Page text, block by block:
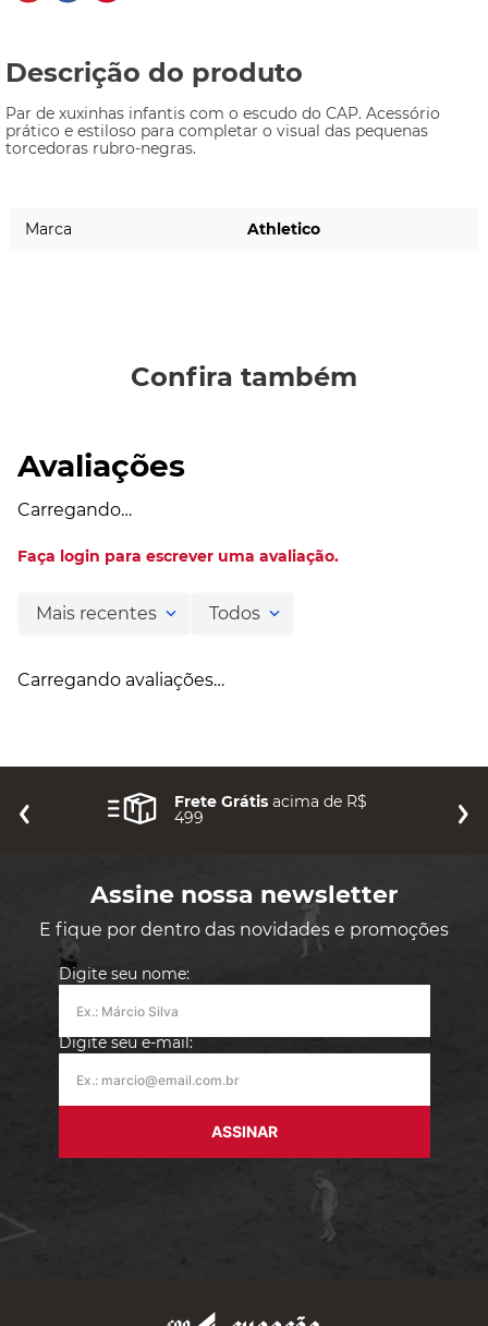
Descrição do produto
Par de xuxinhas infantis com o escudo do CAP. Acessório
prático e estiloso para completar o visual das pequenas
torcedoras rubro-negras.
Marca Athletico
Confira também
Avaliações
Carregando…
Faça login para escrever uma avaliação.
Mais recentes Todos
Carregando avaliações…
Frete Grátis acima de R$
499
Assine nossa newsletter
E fique por dentro das novidades e promoções
Digite seu nome:
Digite seu e-mail:
ASSINAR